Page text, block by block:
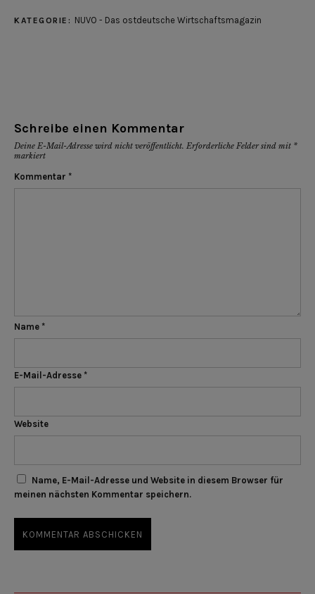
KATEGORIE: NUVO - Das ostdeutsche Wirtschaftsmagazin
Schreibe einen Kommentar
Deine E-Mail-Adresse wird nicht veröffentlicht. Erforderliche Felder sind mit *
markiert
Kommentar *
Name *
E-Mail-Adresse *
Website
Name, E-Mail-Adresse und Website in diesem Browser für
meinen nächsten Kommentar speichern.